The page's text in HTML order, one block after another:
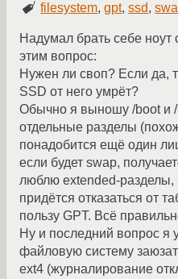
filesystem,gpt,ssd,
Надумал брать себе ноут
этим вопрос:
Нужен ли своп? Если да,
SSD от него умрёт?
Обычно я выношу /boot и
отдельные разделы
понадобится ещё один
если будет swap,
люблю extended-разделы,
придётся отказаться от
пользу GPT. Всё
Ну и последний вопрос я
файловую систему
ext4 (журналирование